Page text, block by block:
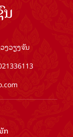
ງວຽງຈັນ
ກ